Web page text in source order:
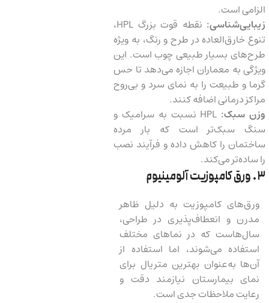
الزامی است.
زیبایی‌شناسی:
نقطه قوت بزرگ HPL،
تنوع خارق‌العاده در طرح و رنگ، به ویژه
طرح‌های بسیار طبیعی چوب است. این
ویژگی به معماران اجازه می‌دهد تا حس
گرما و طبیعت را به نمای سرد و بی‌روح
مراکز درمانی اضافه کنند.
وزن سبک:
HPL نسبت به سرامیک و
سنگ سبک‌تر است که بار مرده
ساختمان را کاهش داده و فرآیند نصب
را ساده‌تر می‌کند.
۳. ورق کامپوزیت آلومینیوم
ورق‌های کامپوزیت به دلیل ظاهر
مدرن و انعطاف‌پذیری در طراحی،
سال‌هاست که در نماهای مختلف
استفاده می‌شوند، اما استفاده از
آن‌ها به‌عنوان بهترین متریال برای
نمای بیمارستان نیازمند دقت و
رعایت ملاحظات جدی است.